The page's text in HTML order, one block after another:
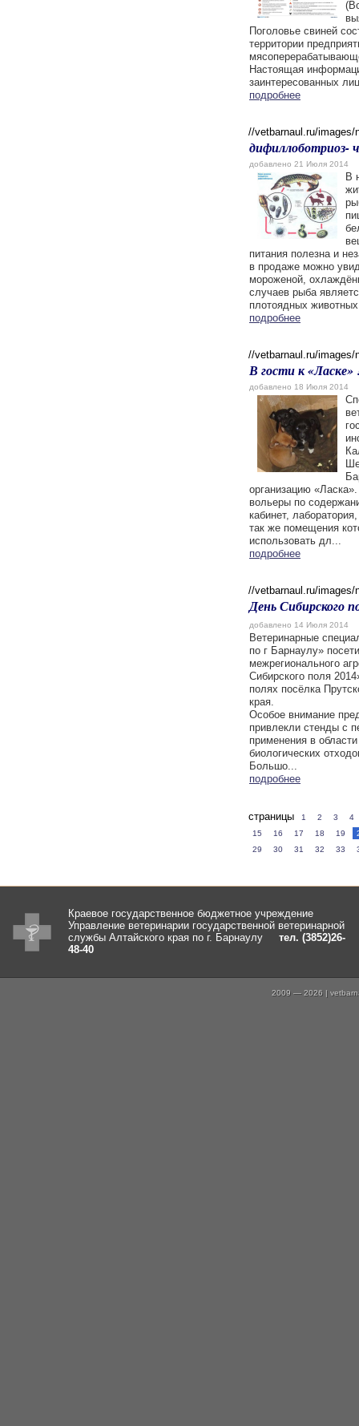
Поголовье свиней
территории
Настоящая
заинтересованных
подробнее
//vetbarnaul.ru/images/
дифиллоботриоз-
добавлено 21 Июля 2014
В
питания полезна и
в продаже можно
мороженой,
случаев рыба
плотоядных
подробнее
//vetbarnaul.ru/images/
В гости к
добавлено 18 Июля 2014
организацию
вольеры по
кабинет,
так же помещения
использовать дл...
подробнее
//vetbarnaul.ru/images/
День Сибирского
добавлено 14 Июля 2014
Ветеринарные
по г Барнаулу»
межрегионального
Сибирского поля
полях посёлка
края.
Особое внимание
привлекли стенды с
применения в
биологических
Большо...
подробнее
страницы 1 2 3
4
15
16 17 18 19
29
30 31 32 33
Краевое государственное бюджетное учреждение
Управление ветеринарии государственной ветеринарной
службы Алтайского края по г. Барнаулу
тел. (3852)26-
48-40
2009 — 2026 |